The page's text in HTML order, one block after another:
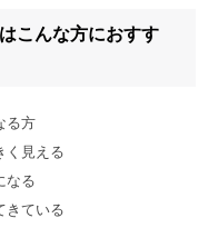
こんな方におすす
る方
く見える
なる
きている